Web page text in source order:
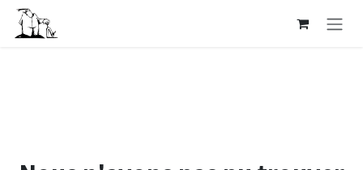
Se rendre au contenu